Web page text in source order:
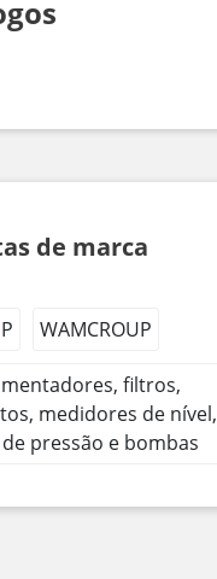
de marca
WAMCROUP
filtros,
medidores de nível,
pressão e bombas